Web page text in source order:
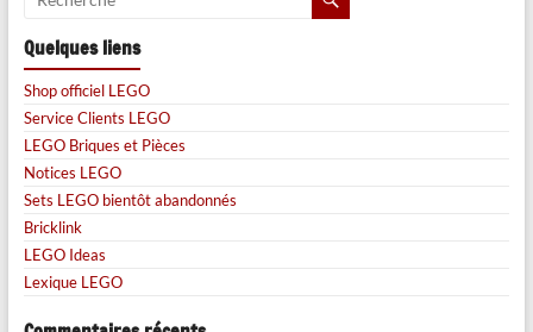
Quelques liens
Shop officiel LEGO
Service Clients LEGO
LEGO Briques et Pièces
Notices LEGO
Sets LEGO bientôt abandonnés
Bricklink
LEGO Ideas
Lexique LEGO